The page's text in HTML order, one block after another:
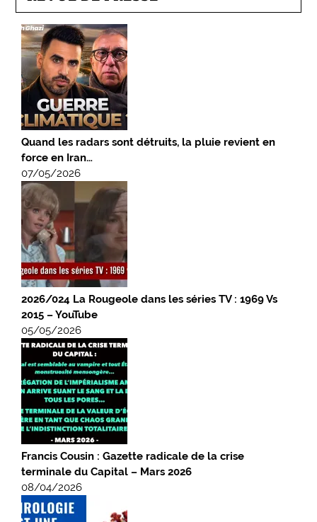
Quand les radars sont détruits, la pluie revient en
force en Iran…
07/05/2026
2026/024 La Rougeole dans les séries TV : 1969 Vs
2015 – YouTube
05/05/2026
Francis Cousin : Gazette radicale de la crise
terminale du Capital – Mars 2026
08/04/2026